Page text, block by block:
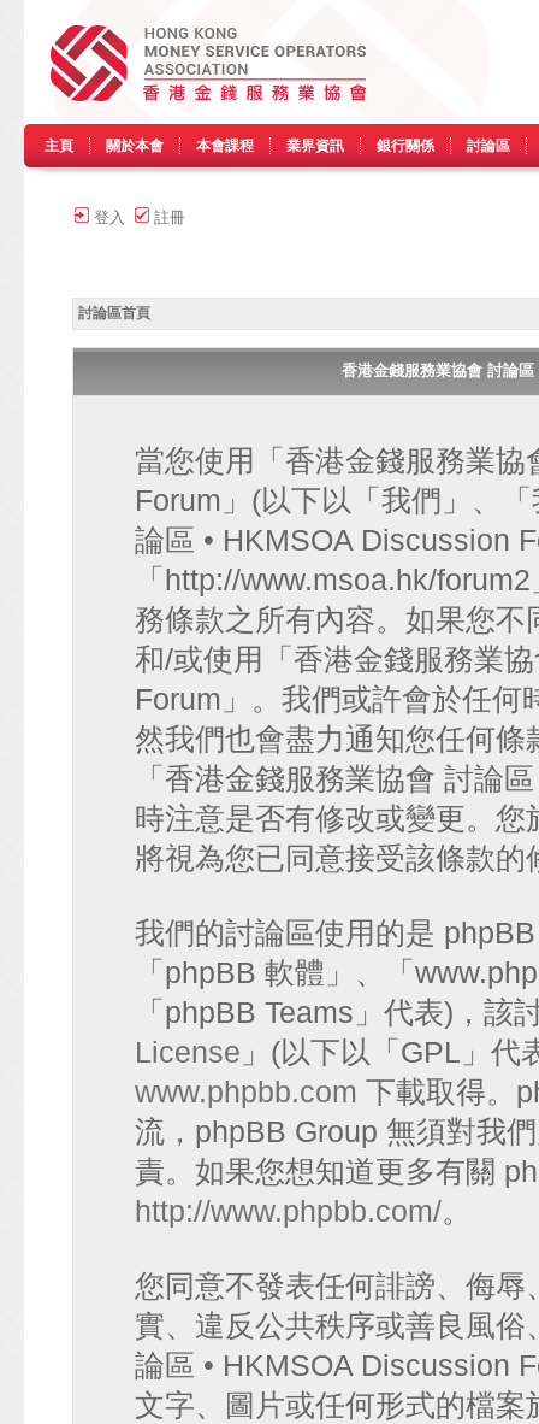
主頁 關於本會 本會課程 業界資訊 銀行關係 討論區
登入 註冊
討論區首頁
香港金錢服務業協會 討論
當您使用「香港金錢服務業
Forum」(以下以「我們」、
論區 • HKMSOA Discussion
「http://www.msoa.hk/
務條款之所有內容。如果您
和/或使用「香港金錢服務業
Forum」。我們或許會於任何
然我們也會盡力通知您任何
「香港金錢服務業協會 討論
時注意是否有修改或變更。
將視為您已同意接受該條款的
我們的討論區使用的是
「phpBB 軟體」、「
「phpBB Teams」代表)，該
License 」(以下以「GPL」代
www.phpbb.com 下載取得。
流，phpBB Group 無須對我
責。如果您想知道更多有關
http://www.phpbb.com/。
您同意不發表任何誹謗、侮
實、違反公共秩序或善良風
論區 • HKMSOA Discussion
文字、圖片或任何形式的檔